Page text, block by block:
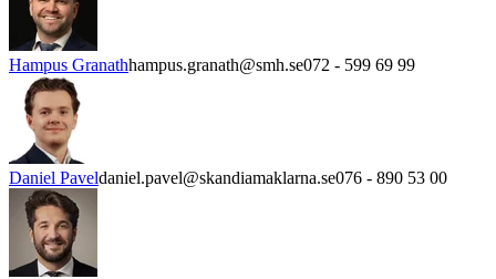
Hampus Granathhampus.granath@smh.se072 - 599 69 99
Daniel Paveldaniel.pavel@skandiamaklarna.se076 - 890 53 00